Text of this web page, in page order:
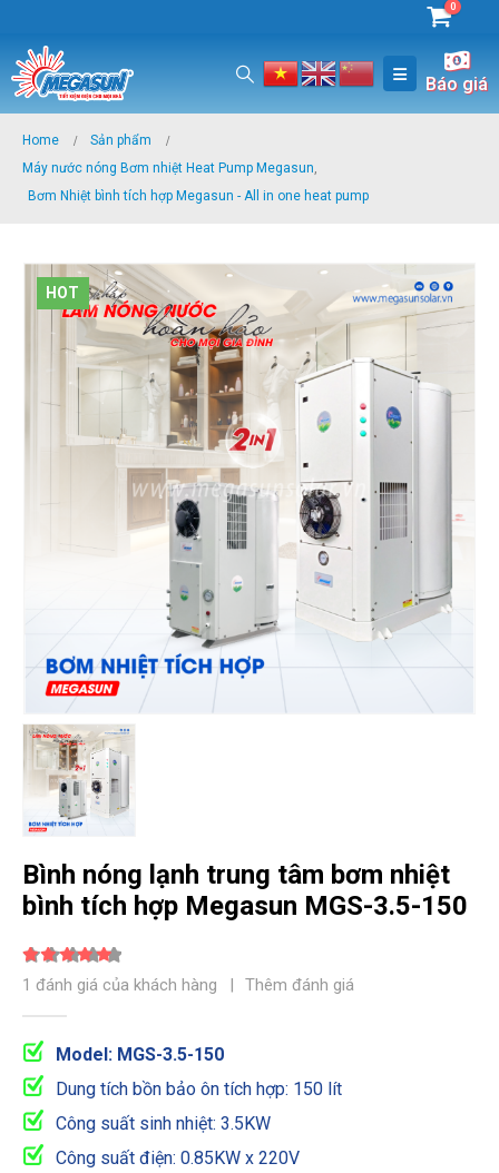
0
Báo giá
Home
Sản phẩm
Máy nước nóng Bơm nhiệt Heat Pump Megasun,
Bơm Nhiệt bình tích hợp Megasun - All in one heat pump
HOT
Bình nóng lạnh trung tâm bơm nhiệt
bình tích hợp Megasun MGS-3.5-150
5.00out of 5
1 đánh giá của khách hàng | Thêm đánh giá
Model: MGS-3.5-150
Dung tích bồn bảo ôn tích hợp: 150 lít
Công suất sinh nhiệt: 3.5KW
Công suất điện: 0.85KW x 220V